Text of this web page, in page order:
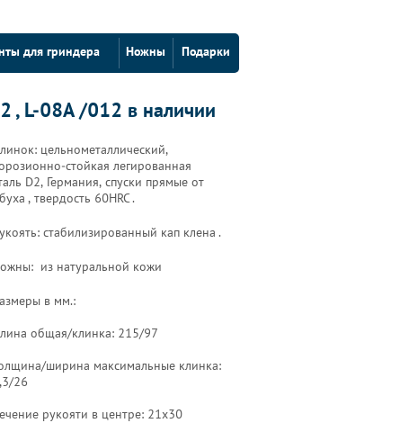
для гриндера Ножны Подарки
, L-08А /012 в наличии
цельнометаллический,
стойкая легированная
D2, Германия, спуски прямые от
, твердость 60HRC .
стабилизированный кап клена .
из натуральной кожи
в мм.:
общая/клинка: 215/97
ширина максимальные клинка:
26
рукояти в центре: 21х30